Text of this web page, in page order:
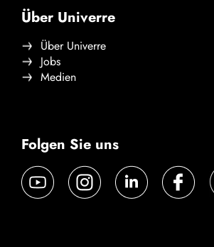
Über Univerre
Über Univerre
Jobs
Medien
Folgen Sie uns